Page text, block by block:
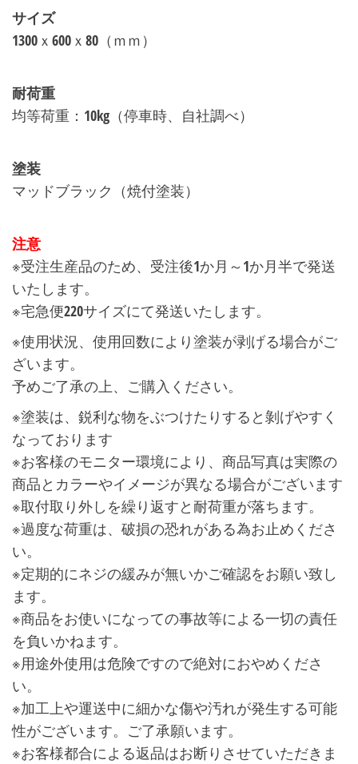
サイズ
1300ｘ600ｘ80（ｍｍ）
耐荷重
均等荷重：10kg（停車時、自社調べ）
塗装
マッドブラック（焼付塗装）
注意
※受注生産品のため、受注後1か月～1か月半で発送
いたします。
※宅急便220サイズにて発送いたします。
※使用状況、使用回数により塗装が剥げる場合がご
ざいます。
予めご了承の上、ご購入ください。
※塗装は、鋭利な物をぶつけたりすると剝げやすく
なっております
※お客様のモニター環境により、商品写真は実際の
商品とカラーやイメージが異なる場合がございます
※取付取り外しを繰り返すと耐荷重が落ちます。
※過度な荷重は、破損の恐れがある為お止めくださ
い。
※定期的にネジの緩みが無いかご確認をお願い致し
ます。
※商品をお使いになっての事故等による一切の責任
を負いかねます。
※用途外使用は危険ですので絶対におやめくださ
い。
※加工上や運送中に細かな傷や汚れが発生する可能
性がございます。ご了承願います。
※お客様都合による返品はお断りさせていただきま